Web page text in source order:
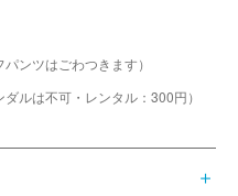
ンツはごわつきます）
ルは不可・レンタル：300円）